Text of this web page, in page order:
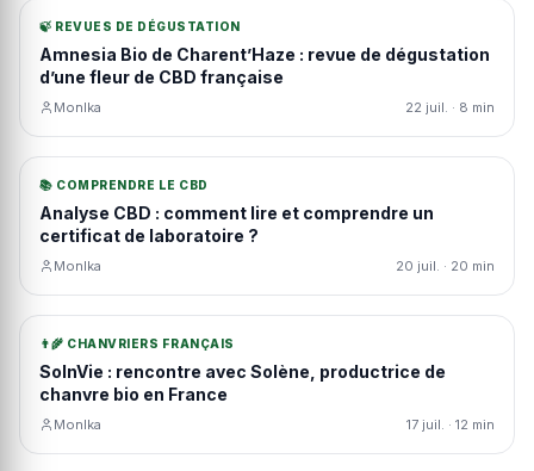
🍃 REVUES DE DÉGUSTATION
Amnesia Bio de Charent’Haze : revue de dégustation
d’une fleur de CBD française
MonIka 22 juil. · 8 min
📚 COMPRENDRE LE CBD
Analyse CBD : comment lire et comprendre un
certificat de laboratoire ?
MonIka 20 juil. · 20 min
👨‍🌾 CHANVRIERS FRANÇAIS
SolnVie : rencontre avec Solène, productrice de
chanvre bio en France
MonIka 17 juil. · 12 min